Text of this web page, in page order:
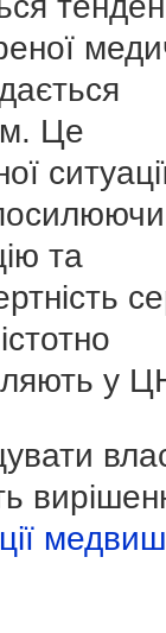
Це
та
у